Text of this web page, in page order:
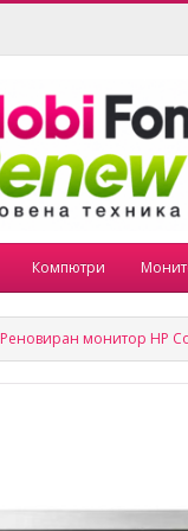
Компютри
Реновиран монитор HP